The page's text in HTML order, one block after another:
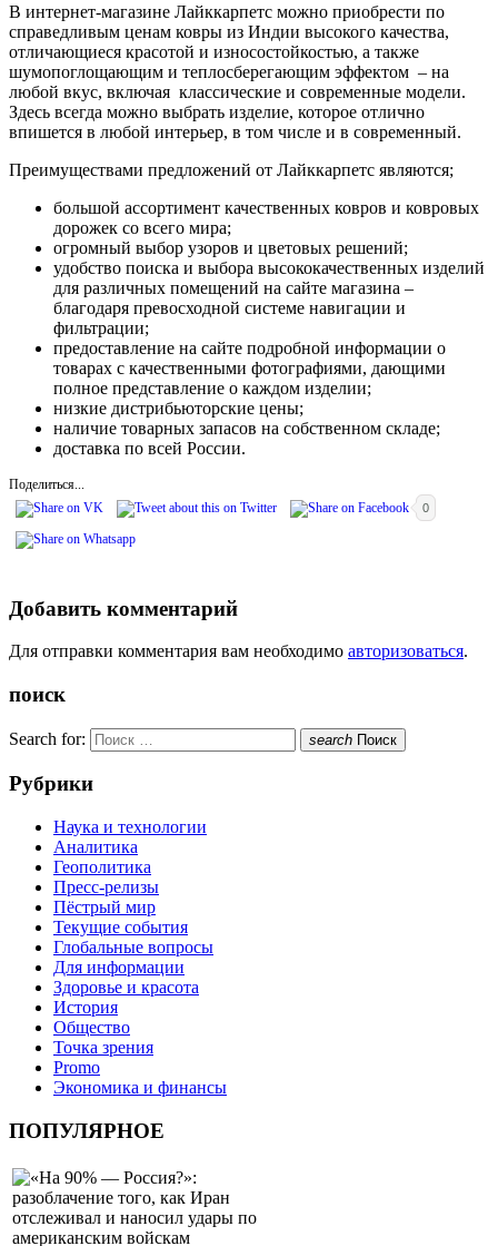
В интернет-магазине Лайккарпетс можно приобрести по
справедливым ценам ковры из Индии высокого качества,
отличающиеся красотой и износостойкостью, а также
шумопоглощающим и теплосберегающим эффектом – на
любой вкус, включая классические и современные модели.
Здесь всегда можно выбрать изделие, которое отлично
впишется в любой интерьер, в том числе и в современный.
Преимуществами предложений от Лайккарпетс являются;
большой ассортимент качественных ковров и ковровых
дорожек со всего мира;
огромный выбор узоров и цветовых решений;
удобство поиска и выбора высококачественных изделий
для различных помещений на сайте магазина –
благодаря превосходной системе навигации и
фильтрации;
предоставление на сайте подробной информации о
товарах с качественными фотографиями, дающими
полное представление о каждом изделии;
низкие дистрибьюторские цены;
наличие товарных запасов на собственном складе;
доставка по всей России.
Поделиться...
0
Добавить комментарий
Для отправки комментария вам необходимо авторизоваться.
поиск
Search for: search Поиск
Рубрики
Наука и технологии
Аналитика
Геополитика
Пресс-релизы
Пёстрый мир
Текущие события
Глобальные вопросы
Для информации
Здоровье и красота
История
Общество
Точка зрения
Promo
Экономика и финансы
ПОПУЛЯРНОЕ